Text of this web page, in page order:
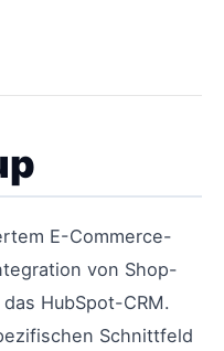
E-Commerce-
von Shop-
HubSpot-CRM.
Schnittfeld